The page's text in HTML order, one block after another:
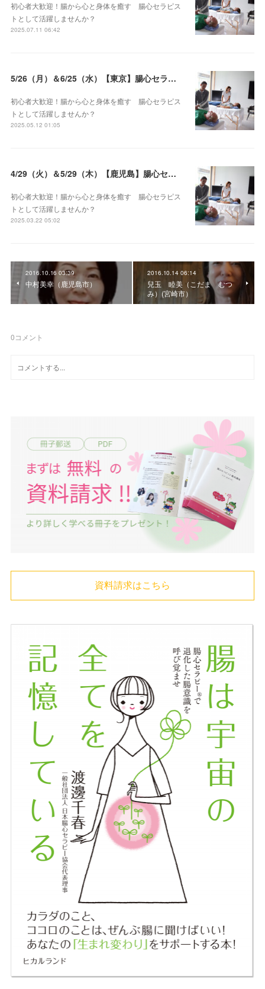
初心者大歓迎！腸から心と身体を癒す 腸心セラピス
トとして活躍しませんか？
2025.07.11 06:42
5/26（月）＆6/25（水）【東京】腸心セラピスト養成コース《２日間コース》開講決定
初心者大歓迎！腸から心と身体を癒す 腸心セラピス
トとして活躍しませんか？
2025.05.12 01:05
4/29（火）＆5/29（木）【鹿児島】腸心セラピスト養成コース《２日間コース》開講決定
初心者大歓迎！腸から心と身体を癒す 腸心セラピス
トとして活躍しませんか？
2025.03.22 05:02
2016.10.16 03:39
中村美幸（鹿児島市）
2016.10.14 06:14
兒玉 睦美（こだま むつ
み）(宮崎市）
0コメント
資料請求はこちら